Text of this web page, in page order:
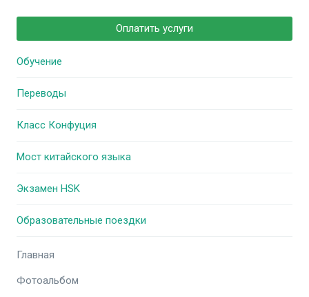
Оплатить услуги
Обучение
Переводы
Класс Конфуция
Мост китайского языка
Экзамен HSK
Образовательные поездки
Главная
Фотоальбом